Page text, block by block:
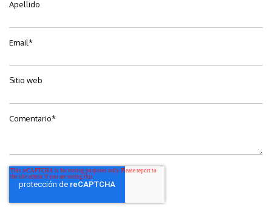
Apellido
Email*
Sitio web
Comentario*